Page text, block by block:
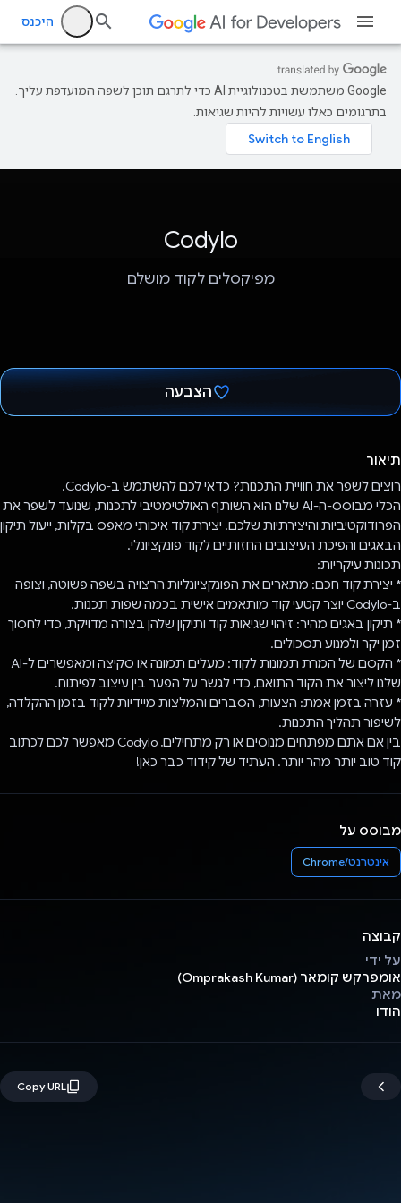
היכנס
‫Google משתמשת בטכנולוגיית AI כדי לתרגם תוכן לשפה המועדפת עליך.
בתרגומים כאלו עשויות להיות שגיאות.
Codylo
מפיקסלים לקוד מושלם
הצבעה
תיאור
רוצים לשפר את חוויית התכנות? כדאי לכם להשתמש ב-Codylo.
הכלי מבוסס-ה-AI שלנו הוא השותף האולטימטיבי לתכנות, שנועד לשפר את
הפרודוקטיביות והיצירתיות שלכם. יצירת קוד איכותי מאפס בקלות, ייעול תיקון
הבאגים והפיכת העיצובים החזותיים לקוד פונקציונלי.
תכונות עיקריות:
* יצירת קוד חכם: מתארים את הפונקציונליות הרצויה בשפה פשוטה, וצופה
ב-Codylo יוצר קטעי קוד מותאמים אישית בכמה שפות תכנות.
* תיקון באגים מהיר: זיהוי שגיאות קוד ותיקון שלהן בצורה מדויקת, כדי לחסוך
זמן יקר ולמנוע תסכולים.
* הקסם של המרת תמונות לקוד: מעלים תמונה או סקיצה ומאפשרים ל-AI
שלנו ליצור את הקוד התואם, כדי לגשר על הפער בין עיצוב לפיתוח.
* עזרה בזמן אמת: הצעות, הסברים והמלצות מיידיות לקוד בזמן ההקלדה,
לשיפור תהליך התכנות.
בין אם אתם מפתחים מנוסים או רק מתחילים, Codylo מאפשר לכם לכתוב
קוד טוב יותר מהר יותר. העתיד של קידוד כבר כאן!
מבוסס על
אינטרנט/Chrome
קבוצה
על ידי
אומפרקש קומאר (Omprakash Kumar)
מאת
הודו